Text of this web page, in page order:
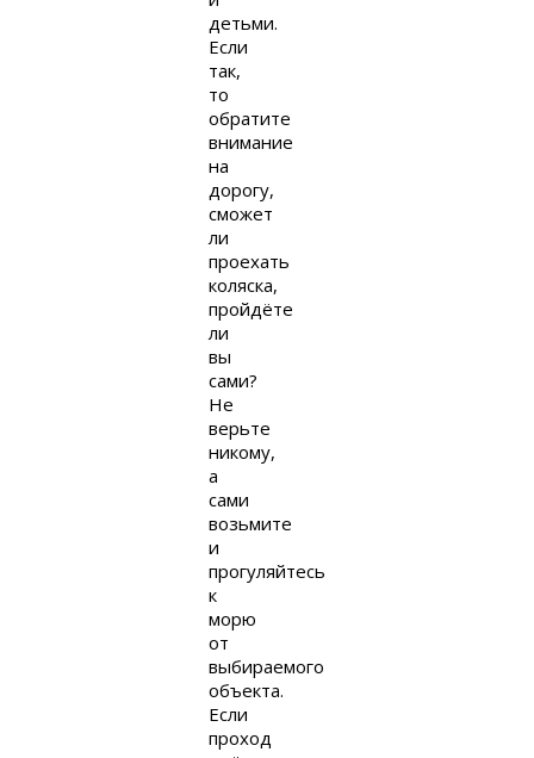
детьми.
Если
так,
то
обратите
внимание
на
дорогу,
сможет
ли
проехать
коляска,
пройдёте
ли
вы
сами?
Не
верьте
никому,
а
сами
возьмите
и
прогуляйтесь
к
морю
от
выбираемого
объекта.
Если
проход